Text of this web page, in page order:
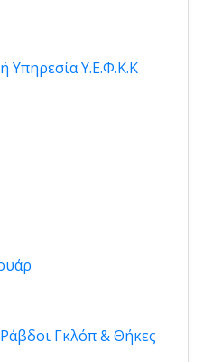
Υπηρεσία Υ.Ε.Φ.Κ.Κ
Γκλόπ & Θήκες